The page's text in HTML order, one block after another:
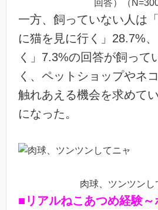
回答）（N=300
一方、飼っていない人は
に猫を見に行く」28.7%
く」7.3%の回答が飼って
く、ペットショップやネ
触れあえる機会を求めて
になった。
肉球、ツンツンし
■リアルねこあつめ経験